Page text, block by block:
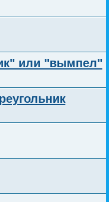
или "вымпел"